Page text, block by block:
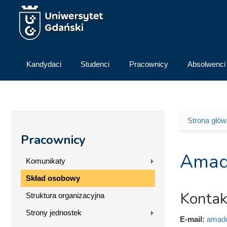
Przejdź do treści
Kandydaci Studenci Pracownicy Absolwenci
Pracownicy
Komunikaty
Skład osobowy
Struktura organizacyjna
Strony jednostek
Strona
E-mail: